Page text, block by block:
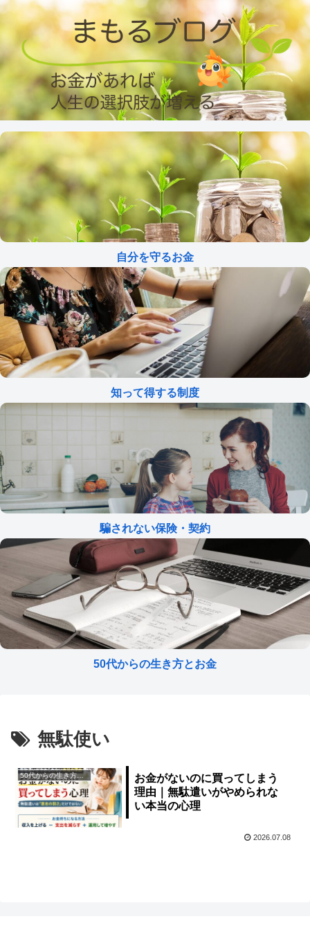
自分を守るお金
知って得する制度
騙されない保険・契約
50代からの生き方とお金
無駄使い
50代からの生き方とお金
お金がないのに買ってしまう
理由｜無駄遣いがやめられな
い本当の心理
2026.07.08